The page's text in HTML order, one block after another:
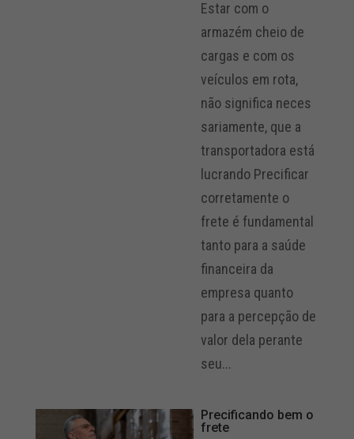
Estar com o
armazém cheio de
cargas e com os
veículos em rota,
não significa neces
sariamente, que a
transportadora está
lucrando Precificar
corretamente o
frete é fundamental
tanto para a saúde
financeira da
empresa quanto
para a percepção de
valor dela perante
seu...
Precificando bem o
frete